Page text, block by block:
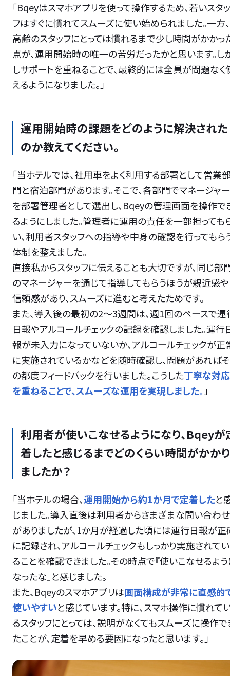
「Bqeyはスマホアプリを使って操作するため、若いスタッ
フはすぐに慣れてスムーズに使い始められました。一方、
高齢のスタッフにとっては慣れるまで少し時間がかかっ
点が、運用開始時の唯一の苦労だったかと思います。し
しサポートを重ねることで、最終的には全員が問題なく
えるようになりました。」
運用開始時の課題をどのように解決された
のか教えてください。
「当ホテルでは、社用車をよく利用する部署として営業
門と宿泊部門があります。そこで、各部門でマネージャー
を部署管理者として選出し、Bqeyの管理画面を操作で
るようにしました。管理者に運用の責任を一部担っても
い、利用者スタッフへの指導や中身の確認を行ってもら
体制を整えました。
直接私からスタッフに伝えることも大切ですが、同じ部
のマネージャーを通じて指導してもらうほうが親近感や
信頼感があり、スムーズに進むと考えたためです。
また、導入後の最初の2〜3週間は、週1回のペースで運
日報やアルコールチェックの記録を確認しました。運行
報が未入力になっていないか、アルコールチェックが正
に実施されているかなどを随時確認し、問題があればそ
の都度フィードバックを行いました。こうした丁寧な対応
を重ねることで、スムーズな運用を実現しました。」
利用者が使いこなせるようになり、Bqeyが
着したと感じるまでどのくらい時間がかかり
ましたか？
「当ホテルの場合、運用開始から約1か月で定着したと
じました。導入直後は利用者からさまざまな問い合わせ
がありましたが、1か月が経過した頃には運行日報が正
に記録され、アルコールチェックもしっかり実施されてい
ることを確認できました。その時点で『使いこなせるよ
なったな』と感じました。
また、Bqeyのスマホアプリは画面構成が非常に直感的
使いやすいと感じています。特に、スマホ操作に慣れて
るスタッフにとっては、説明がなくてもスムーズに操作で
たことが、定着を早める要因になったと思います。」